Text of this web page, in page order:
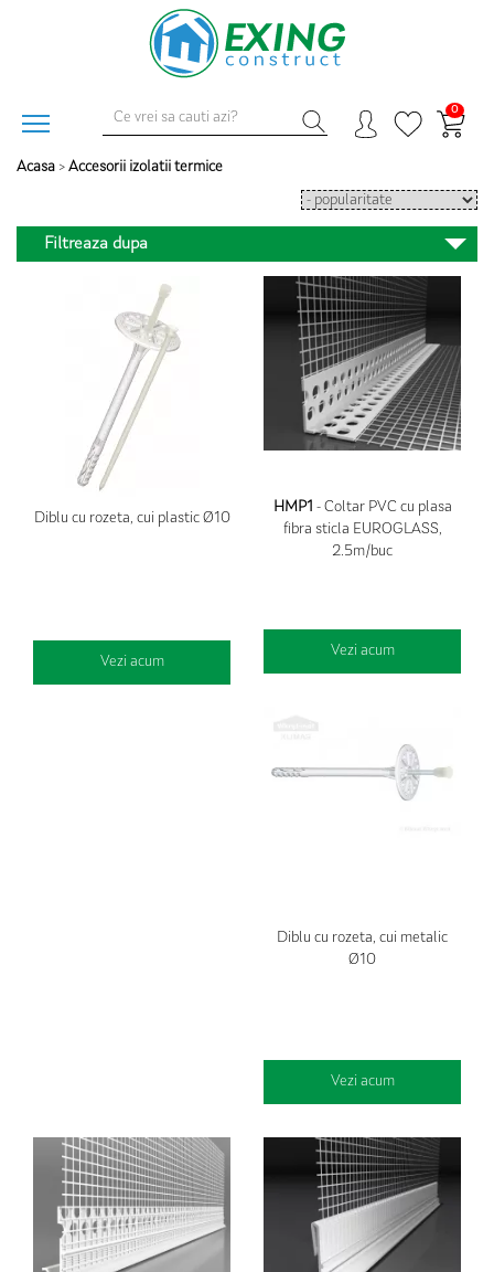
0
Acasa > Accesorii izolatii termice
Filtreaza dupa
Diblu cu rozeta, cui plastic Ø10
Vezi acum
HMP1 - Coltar PVC cu plasa
fibra sticla EUROGLASS,
2.5m/buc
Vezi acum
Diblu cu rozeta, cui metalic
Ø10
Vezi acum